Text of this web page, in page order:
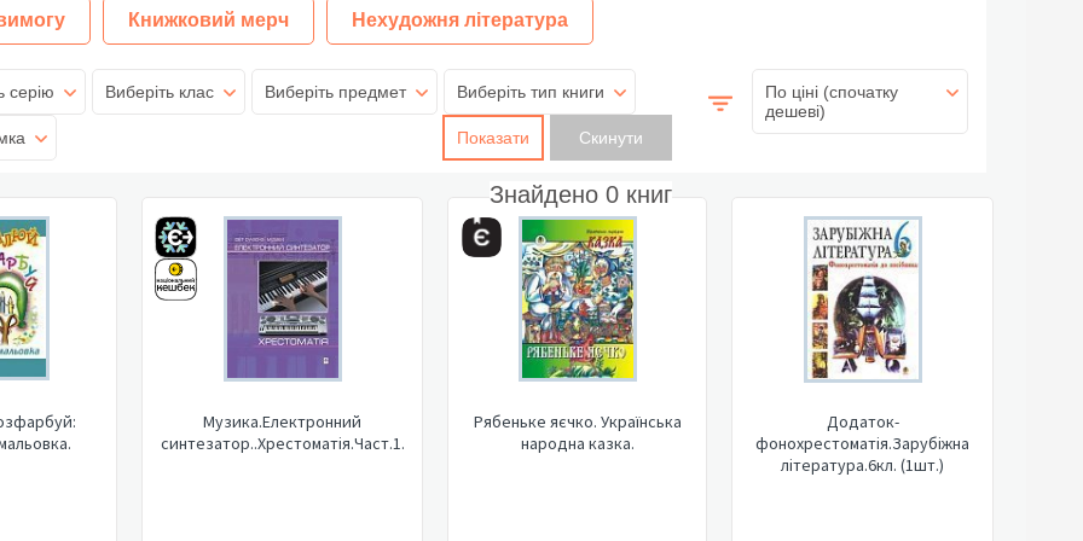
Книжковий мерч Нехудожня література
серію Виберіть клас Виберіть предмет Виберіть тип книги
Показати
Знайдено 0 книг
По ціні (спочатку
дешеві)
Музика.Електронний
синтезатор..Хрестоматія.Част.1.
Рябеньке яєчко. Українська
народна казка.
Додаток-
фонохрестоматія.Зарубіжна
література.6кл. (1шт.)